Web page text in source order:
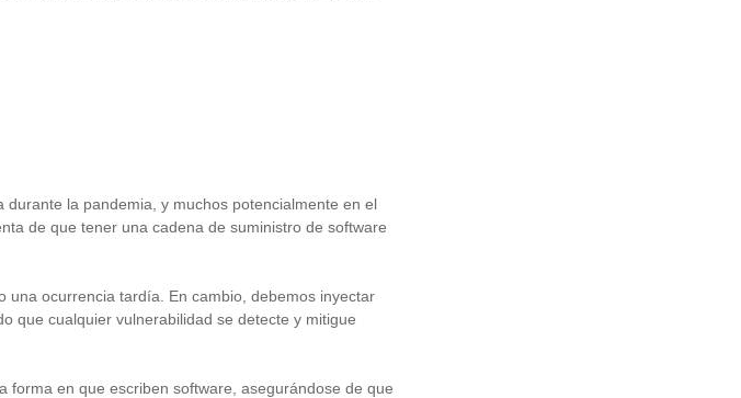
la pandemia, y muchos potencialmente en el
de que tener una cadena de suministro de software
ocurrencia tardía. En cambio, debemos inyectar
que cualquier vulnerabilidad se detecte y mitigue
forma en que escriben software, asegurándose de que